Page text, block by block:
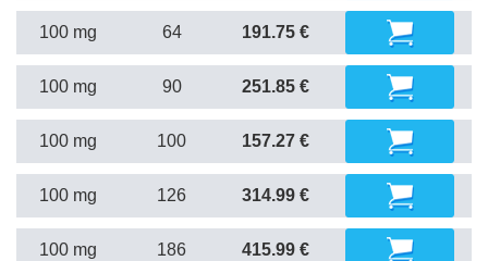
100 mg 64 191.75 €
100 mg 90 251.85 €
100 mg 100 157.27 €
100 mg 126 314.99 €
100 mg 186 415.99 €